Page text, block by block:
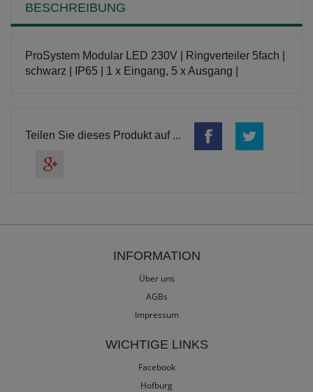
BESCHREIBUNG
ProSystem Modular LED 230V | Ringverteiler 5fach |
schwarz | IP65 | 1 x Eingang, 5 x Ausgang |
Teilen Sie dieses Produkt auf ...
INFORMATION
Über uns
AGBs
Impressum
WICHTIGE LINKS
Facebook
Hofburg